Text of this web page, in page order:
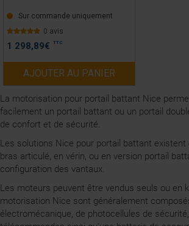
La motorisation pour portail battant Nice
facilement un portail battant ou un portail
de confort et de sécurité.
Les solutions Nice pour portail battant existent
bras articulé, en vérin, ou en version portail
configuration des vantaux.
Les moteurs peuvent être vendus seuls ou en
motorisation Nice sont généralement
électromécanique, de photocellules de
Sur commande uniquement
0 avis
1 298,89€ TTC
AJOUTER AU PANIER